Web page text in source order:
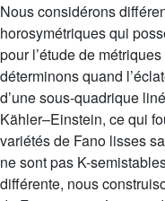
Nous considérons
horosymétriques qui
pour l’étude de
déterminons quand
d’une sous-quadrique
Kähler–Einstein, ce qui
variétés de Fano lisses
ne sont pas K-
différente, nous